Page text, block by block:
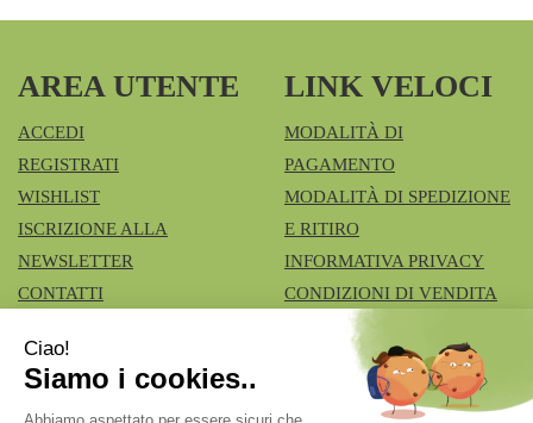
AREA UTENTE
ACCEDI
REGISTRATI
WISHLIST
ISCRIZIONE ALLA
NEWSLETTER
CONTATTI
LINK VELOCI
MODALITÀ DI
PAGAMENTO
MODALITÀ DI SPEDIZIONE
E RITIRO
INFORMATIVA PRIVACY
CONDIZIONI DI VENDITA
COOKIE POLICY